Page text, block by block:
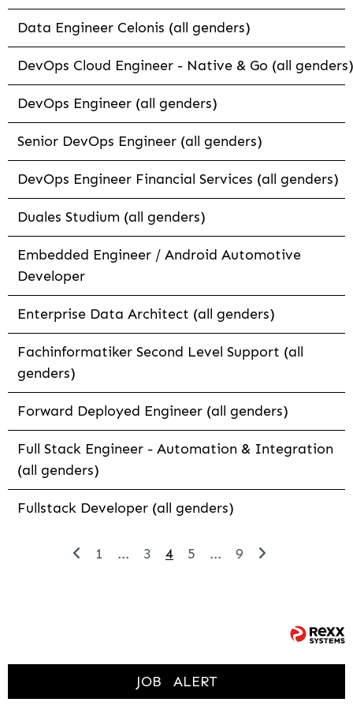
Data Engineer Celonis (all genders)
DevOps Cloud Engineer - Native & Go (all genders)
DevOps Engineer (all genders)
Senior DevOps Engineer (all genders)
DevOps Engineer Financial Services (all genders)
Duales Studium (all genders)
Embedded Engineer / Android Automotive
Developer
Enterprise Data Architect (all genders)
Fachinformatiker Second Level Support (all
genders)
Forward Deployed Engineer (all genders)
Full Stack Engineer - Automation & Integration
(all genders)
Fullstack Developer (all genders)
1 ... 3 4 5 ... 9
JOB ALERT